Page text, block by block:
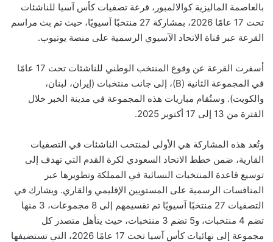
بالعاصمة الماليزية كوالالمبور، قرعة تصفيات كأس آسيا للناشئات
تحت 17 عامًا 2026، بمشاركة 27 منتخبًا آسيويًا، حيث تم بث مراسم
القرعة عبر قناة الاتحاد الآسيوي الرسمية على منصة يوتيوب.
أسفرت القرعة عن وقوع المنتخب الوطني للناشئات تحت 17 عامًا
في المجموعة الثانية (B)، إلى جانب منتخبات (إيران، لبنان،
والكويت). وستُقام مباريات هذه المجموعة في مدينة الخبر خلال
الفترة من 13 إلى 17 أكتوبر 2025.
وتُعد هذه المشاركة هي الأولى لمنتخب الناشئات في التصفيات
القارية، ضمن خطط الاتحاد السعودي لكرة القدم التي تهدف إلى
توسيع قاعدة المنتخبات النسائية في المملكة وتطويرها عبر
المنافسات الرسمية على المستويين الإقليمي والقاري. ويشارك في
التصفيات 27 منتخبًا آسيويًا تم تقسيمهم إلى 8 مجموعات، 3 منها
تضم 4 منتخبات، و5 تضم 3 منتخبات، حيث يتأهل متصدر كل
مجموعة إلى نهائيات كأس آسيا تحت 17 عامًا 2026، التي تستضيفها